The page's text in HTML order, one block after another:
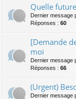
Quelle
Dernier message
Réponses : 60
[Demande
moi
Dernier message
Réponses : 66
(Urgent)
Dernier message